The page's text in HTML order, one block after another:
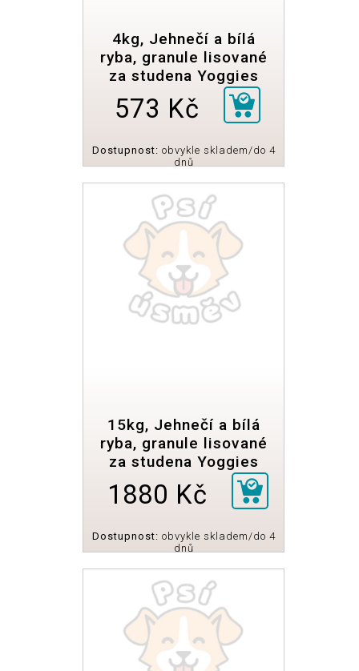
4kg, Jehnečí a bílá
ryba, granule lisované
za studena Yoggies
573 Kč
Dostupnost: obvykle skladem/do 4
dnů
15kg, Jehnečí a bílá
ryba, granule lisované
za studena Yoggies
1880 Kč
Dostupnost: obvykle skladem/do 4
dnů